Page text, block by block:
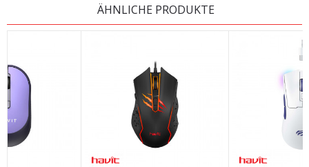
E-Mail
Nachricht
ÄHNLICHE PRODUKTE